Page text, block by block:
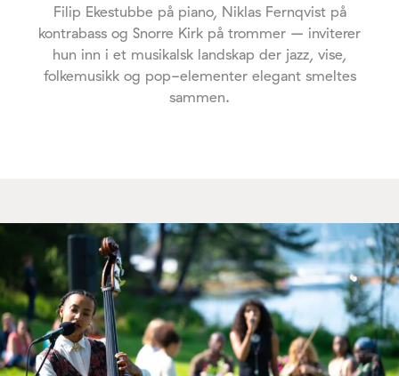
Filip Ekestubbe på piano, Niklas Fernqvist på
kontrabass og Snorre Kirk på trommer – inviterer
hun inn i et musikalsk landskap der jazz, vise,
folkemusikk og pop-elementer elegant smeltes
sammen.